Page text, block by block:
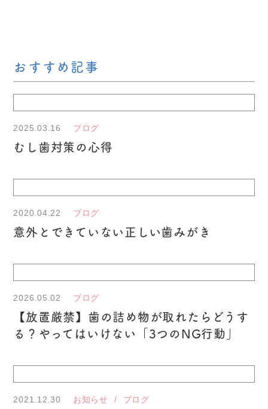
おすすめ記事
2025.03.16 ブログ
むし歯対策の心得
2020.04.22 ブログ
意外とできていない正しい歯みがき
2026.05.02 ブログ
【放置厳禁】歯の詰め物が取れたらどうす
る？やってはいけない「3つのNG行動」
2021.12.30 お知らせ ブログ